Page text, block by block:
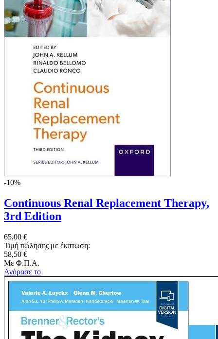
-10%
Continuous Renal Replacement Therapy,
3rd Edition
65,00 €
Τιμή πώλησης με έκπτωση:
58,50 €
Με Φ.Π.Α.
Αγόρασε το